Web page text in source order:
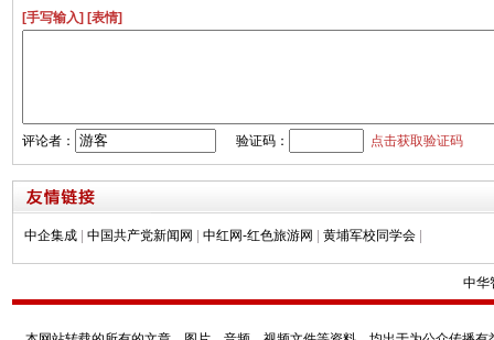
[手写输入] [表情]
评论者： 验证码： 点击获取验证码
中企集成 中国共产党新闻网 中红网-红色旅游网 黄埔军校同学会
中华